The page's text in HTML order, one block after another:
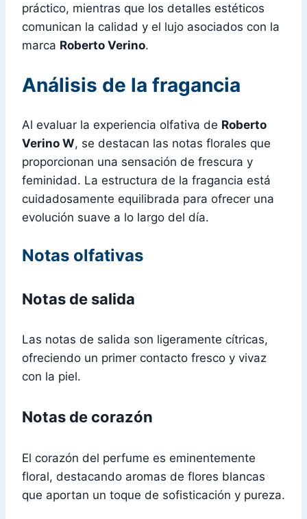
práctico, mientras que los detalles estéticos
comunican la calidad y el lujo asociados con la
marca Roberto Verino.
Análisis de la fragancia
Al evaluar la experiencia olfativa de Roberto
Verino W, se destacan las notas florales que
proporcionan una sensación de frescura y
feminidad. La estructura de la fragancia está
cuidadosamente equilibrada para ofrecer una
evolución suave a lo largo del día.
Notas olfativas
Notas de salida
Las notas de salida son ligeramente cítricas,
ofreciendo un primer contacto fresco y vivaz
con la piel.
Notas de corazón
El corazón del perfume es eminentemente
floral, destacando aromas de flores blancas
que aportan un toque de sofisticación y pureza.